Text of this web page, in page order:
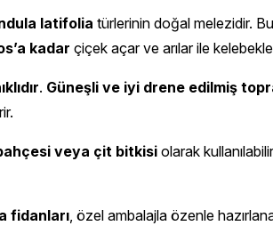
latifolia türlerinin doğal melezidir.
kadar çiçek açar ve arılar ile
. Güneşli ve iyi drene edilmiş
veya çit bitkisi olarak
fidanları , özel ambalajla özenle